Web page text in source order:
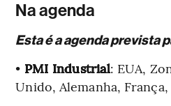
Na agenda
Esta é a agenda prevista
• PMI Industrial: EUA,
Unido, Alemanha,